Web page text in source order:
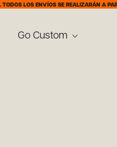
LOS ENVÍOS SE REALIZARÁN A
Go Custom